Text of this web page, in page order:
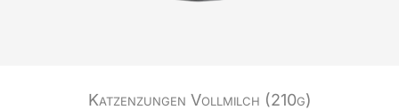
Katzenzungen Vollmilch (210g)